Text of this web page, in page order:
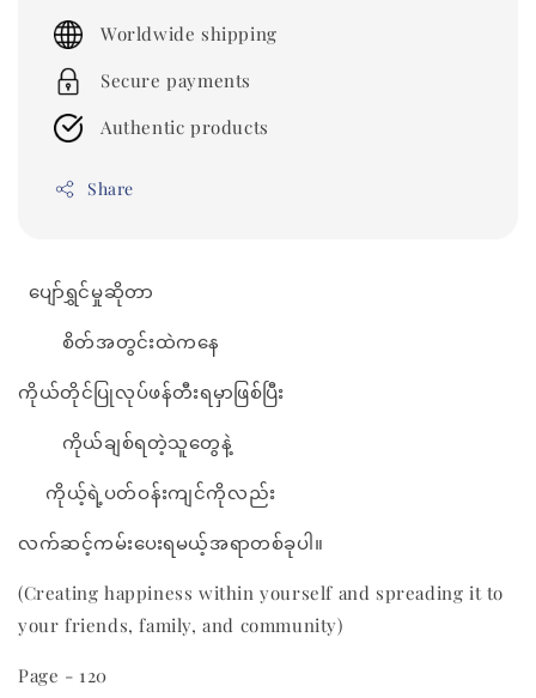
price
Worldwide shipping
Secure payments
Authentic products
Share
ပျော်ရွှင်မှုဆိုတာ
စိတ်အတွင်းထဲကနေ
ကိုယ်တိုင်ပြုလုပ်ဖန်တီးရမှာဖြစ်ပြီး
ကိုယ်ချစ်ရတဲ့သူတွေနဲ့
ကိုယ့်ရဲ့ပတ်ဝန်းကျင်ကိုလည်း
လက်ဆင့်ကမ်းပေးရမယ့်အရာတစ်ခုပါ။
(Creating happiness within yourself and spreading it to
your friends, family, and community)
Page - 120